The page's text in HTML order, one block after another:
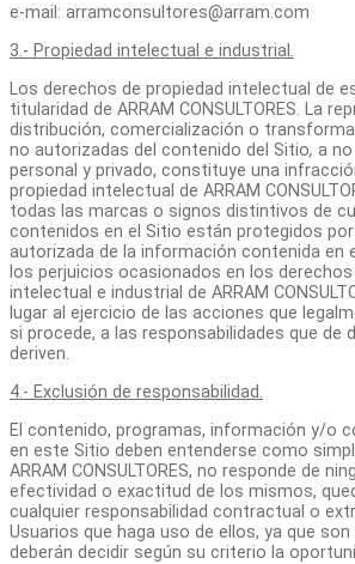
e-mail: arramconsultores@arram.com
3.- Propiedad intelectual e industrial.
Los derechos de propiedad intelectual de
titularidad de ARRAM CONSULTORES. La
distribución, comercialización o
no autorizadas del contenido del Sitio, a
personal y privado, constituye una
propiedad intelectual de ARRAM
todas las marcas o signos distintivos de
contenidos en el Sitio están protegidos por
autorizada de la información contenida en
los perjuicios ocasionados en los derechos
intelectual e industrial de ARRAM
lugar al ejercicio de las acciones que
si procede, a las responsabilidades que de
deriven.
4.- Exclusión de responsabilidad.
El contenido, programas, información y/o
en este Sitio deben entenderse como
ARRAM CONSULTORES, no responde de
efectividad o exactitud de los mismos,
cualquier responsabilidad contractual o
Usuarios que haga uso de ellos, ya que
deberán decidir según su criterio la